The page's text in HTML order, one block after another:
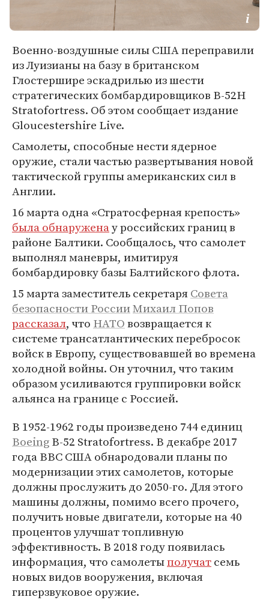
Военно-воздушные силы США переправили
из Луизианы на базу в британском
Глостершире эскадрилью из шести
стратегических бомбардировщиков B-52H
Stratofortress. Об этом сообщает издание
Gloucestershire Live.
Самолеты, способные нести ядерное
оружие, стали частью развертывания новой
тактической группы американских сил в
Англии.
16 марта одна «Стратосферная крепость»
была обнаруженау российских границ в
районе Балтики. Сообщалось, что самолет
выполнял маневры, имитируя
бомбардировку базы Балтийского флота.
15 марта заместитель секретаряСовета
безопасности РоссииМихаил Попов
рассказал, что НАТОвозвращается к
системе трансатлантических перебросок
войск в Европу, существовавшей во времена
холодной войны. Он уточнил, что таким
образом усиливаются группировки войск
альянса на границе с Россией.
В 1952-1962 годы произведено 744 единиц
BoeingB-52 Stratofortress. В декабре 2017
года ВВС США обнародовали планы по
модернизации этих самолетов, которые
должны прослужить до 2050-го. Для этого
машины должны, помимо всего прочего,
получить новые двигатели, которые на 40
процентов улучшат топливную
эффективность. В 2018 году появилась
информация, что самолетыполучатсемь
новых видов вооружения, включая
гиперзвуковое оружие.